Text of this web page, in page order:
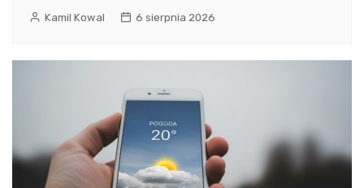
Kamil Kowal 6 sierpnia 2026